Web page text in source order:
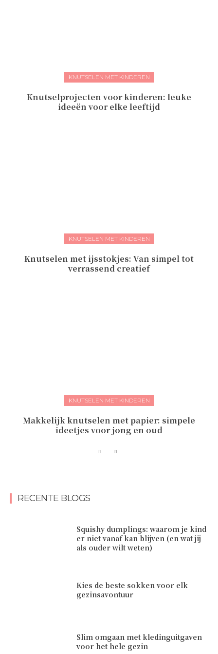
KNUTSELEN MET KINDEREN
Knutselprojecten voor kinderen: leuke
ideeën voor elke leeftijd
KNUTSELEN MET KINDEREN
Knutselen met ijsstokjes: Van simpel tot
verrassend creatief
KNUTSELEN MET KINDEREN
Makkelijk knutselen met papier: simpele
ideetjes voor jong en oud
RECENTE BLOGS
Squishy dumplings: waarom je kind
er niet vanaf kan blijven (en wat jij
als ouder wilt weten)
Kies de beste sokken voor elk
gezinsavontuur
Slim omgaan met kledinguitgaven
voor het hele gezin